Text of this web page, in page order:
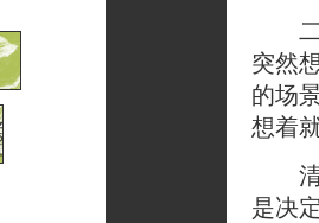
二
突然
的场
想着
清
是决